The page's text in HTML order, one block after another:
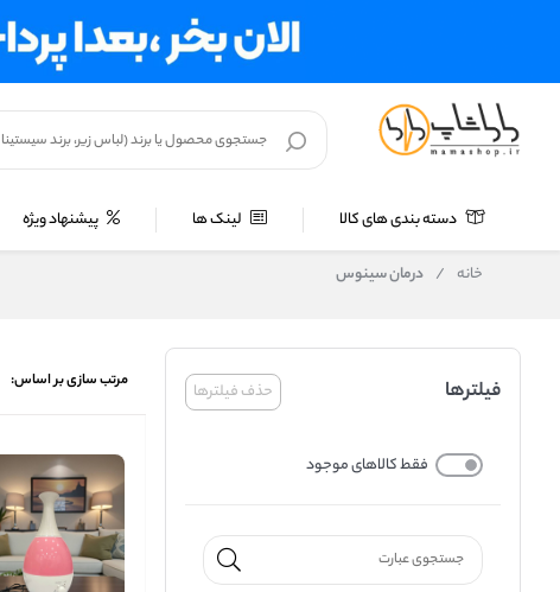
دسته بندی های کالا لینک ها پیشنهاد ویژه
خانه / درمان سینوس
حذف فیلترها فیلترها
فقط کالاهای موجود
مرتب سازی بر اساس: